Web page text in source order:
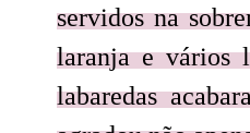
servidos na
laranja e vários
labaredas